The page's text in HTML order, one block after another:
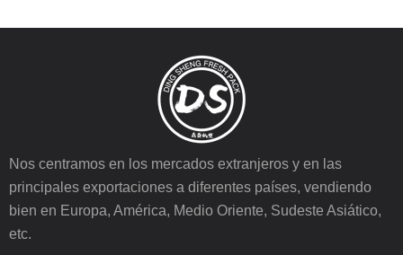
Nos centramos en los mercados extranjeros y en las
principales exportaciones a diferentes países, vendiendo
bien en Europa, América, Medio Oriente, Sudeste Asiático,
etc.